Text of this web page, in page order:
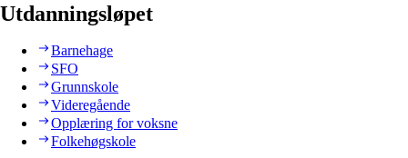
Utdanningsløpet
Barnehage
SFO
Grunnskole
Videregående
Opplæring for voksne
Folkehøgskole